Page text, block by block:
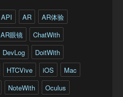
API AR
AR体验
AR眼镜
ChatWith
DevLog
DoitWith
HTCVive iOS
Mac
NoteWith
Oculus